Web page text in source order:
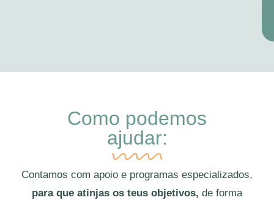
Como podemos
ajudar:
Contamos com apoio e programas especializados,
para que atinjas os teus objetivos, de forma